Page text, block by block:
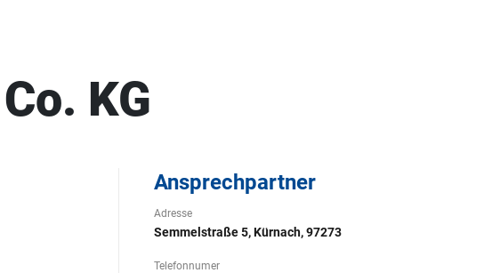
KG
Ansprechpartner
Adresse
Semmelstraße 5, Kürnach, 97273
Telefonnumer